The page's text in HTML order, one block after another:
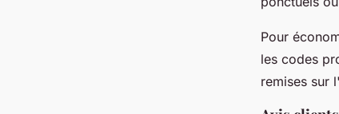
Pour
les codes
remises sur